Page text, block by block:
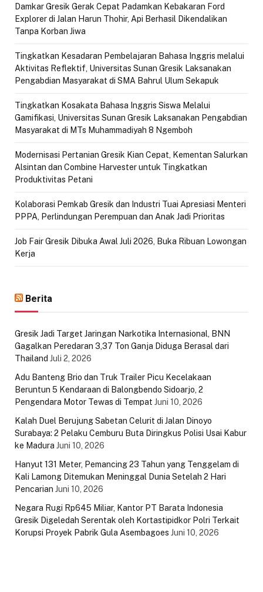
Damkar Gresik Gerak Cepat Padamkan Kebakaran Ford
Explorer di Jalan Harun Thohir, Api Berhasil Dikendalikan
Tanpa Korban Jiwa
Tingkatkan Kesadaran Pembelajaran Bahasa Inggris melalui
Aktivitas Reflektif, Universitas Sunan Gresik Laksanakan
Pengabdian Masyarakat di SMA Bahrul Ulum Sekapuk
Tingkatkan Kosakata Bahasa Inggris Siswa Melalui
Gamifikasi, Universitas Sunan Gresik Laksanakan Pengabdian
Masyarakat di MTs Muhammadiyah 8 Ngemboh
Modernisasi Pertanian Gresik Kian Cepat, Kementan Salurkan
Alsintan dan Combine Harvester untuk Tingkatkan
Produktivitas Petani
Kolaborasi Pemkab Gresik dan Industri Tuai Apresiasi Menteri
PPPA, Perlindungan Perempuan dan Anak Jadi Prioritas
Job Fair Gresik Dibuka Awal Juli 2026, Buka Ribuan Lowongan
Kerja
Berita
Gresik Jadi Target Jaringan Narkotika Internasional, BNN
Gagalkan Peredaran 3,37 Ton Ganja Diduga Berasal dari
Thailand Juli 2, 2026
Adu Banteng Brio dan Truk Trailer Picu Kecelakaan
Beruntun 5 Kendaraan di Balongbendo Sidoarjo, 2
Pengendara Motor Tewas di Tempat Juni 10, 2026
Kalah Duel Berujung Sabetan Celurit di Jalan Dinoyo
Surabaya: 2 Pelaku Cemburu Buta Diringkus Polisi Usai Kabur
ke Madura Juni 10, 2026
Hanyut 131 Meter, Pemancing 23 Tahun yang Tenggelam di
Kali Lamong Ditemukan Meninggal Dunia Setelah 2 Hari
Pencarian Juni 10, 2026
Negara Rugi Rp645 Miliar, Kantor PT Barata Indonesia
Gresik Digeledah Serentak oleh Kortastipidkor Polri Terkait
Korupsi Proyek Pabrik Gula Asembagoes Juni 10, 2026